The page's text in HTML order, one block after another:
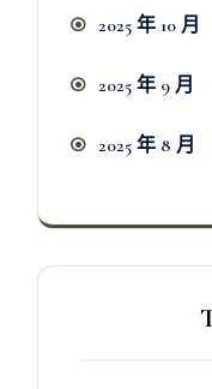
2025 年 10 月
2025 年 9 月
2025 年 8 月